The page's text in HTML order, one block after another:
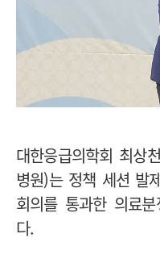
대한응급의학회 최상
병원)는 정책 세션 발
회의를 통과한 의료
다.